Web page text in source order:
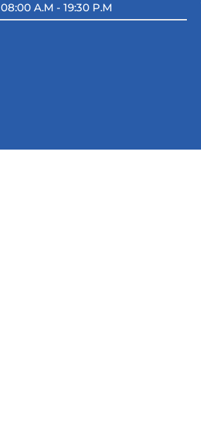
08:00 A.M - 19:30 P.M